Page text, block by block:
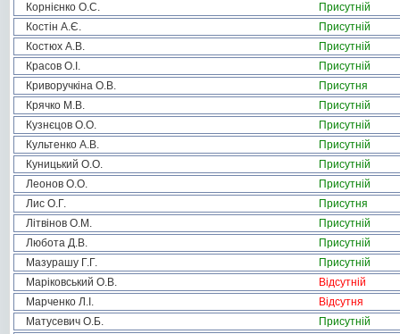
Корнієнко О.С.
Присутній
Костін А.Є.
Присутній
Костюх А.В.
Присутній
Красов О.І.
Присутній
Криворучкіна О.В.
Присутня
Крячко М.В.
Присутній
Кузнєцов О.О.
Присутній
Культенко А.В.
Присутній
Куницький О.О.
Присутній
Леонов О.О.
Присутній
Лис О.Г.
Присутня
Літвінов О.М.
Присутній
Любота Д.В.
Присутній
Мазурашу Г.Г.
Присутній
Маріковський О.В.
Відсутній
Марченко Л.І.
Відсутня
Матусевич О.Б.
Присутній